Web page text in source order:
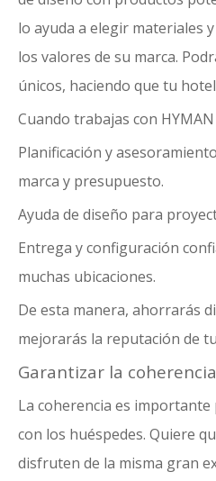
lo ayuda a elegir materiales
los valores de su marca.
únicos, haciendo que tu
Cuando trabajas con
Planificación y
marca y presupuesto.
Ayuda de diseño para
Entrega y configuración
muchas ubicaciones.
De esta manera, ahorrarás
mejorarás la reputación de
Garantizar la
La coherencia es
con los huéspedes. Quiere
disfruten de la misma gran